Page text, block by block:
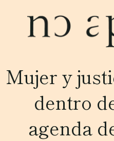
Mujer y
dentro
agenda